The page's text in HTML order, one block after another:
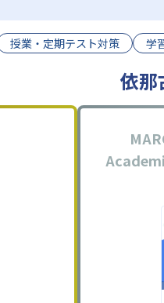
授業・定期テスト対策 学
依那